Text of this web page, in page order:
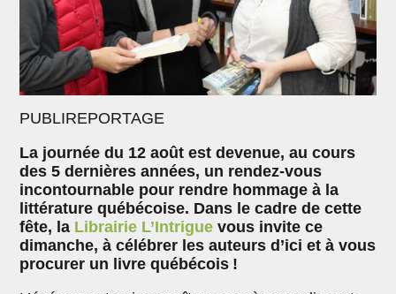
PUBLIREPORTAGE
La journée du 12 août est devenue, au cours
des 5 dernières années, un rendez-vous
incontournable pour rendre hommage à la
littérature québécoise. Dans le cadre de cette
fête, la Librairie L’Intrigue vous invite ce
dimanche, à célébrer les auteurs d’ici et à vous
procurer un livre québécois !